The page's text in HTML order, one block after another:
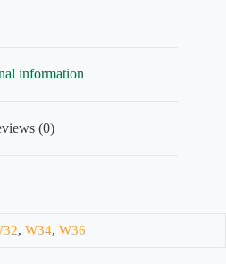
information
(0)
, W34, W36